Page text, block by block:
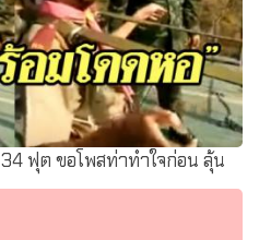
ฟุต ขอโพสท่าทำใจก่อน ลุ้น